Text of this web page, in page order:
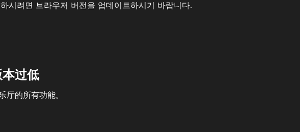
시려면 브라우저 버전을 업데이트하시기 바랍니다.
过低
厅的所有功能。